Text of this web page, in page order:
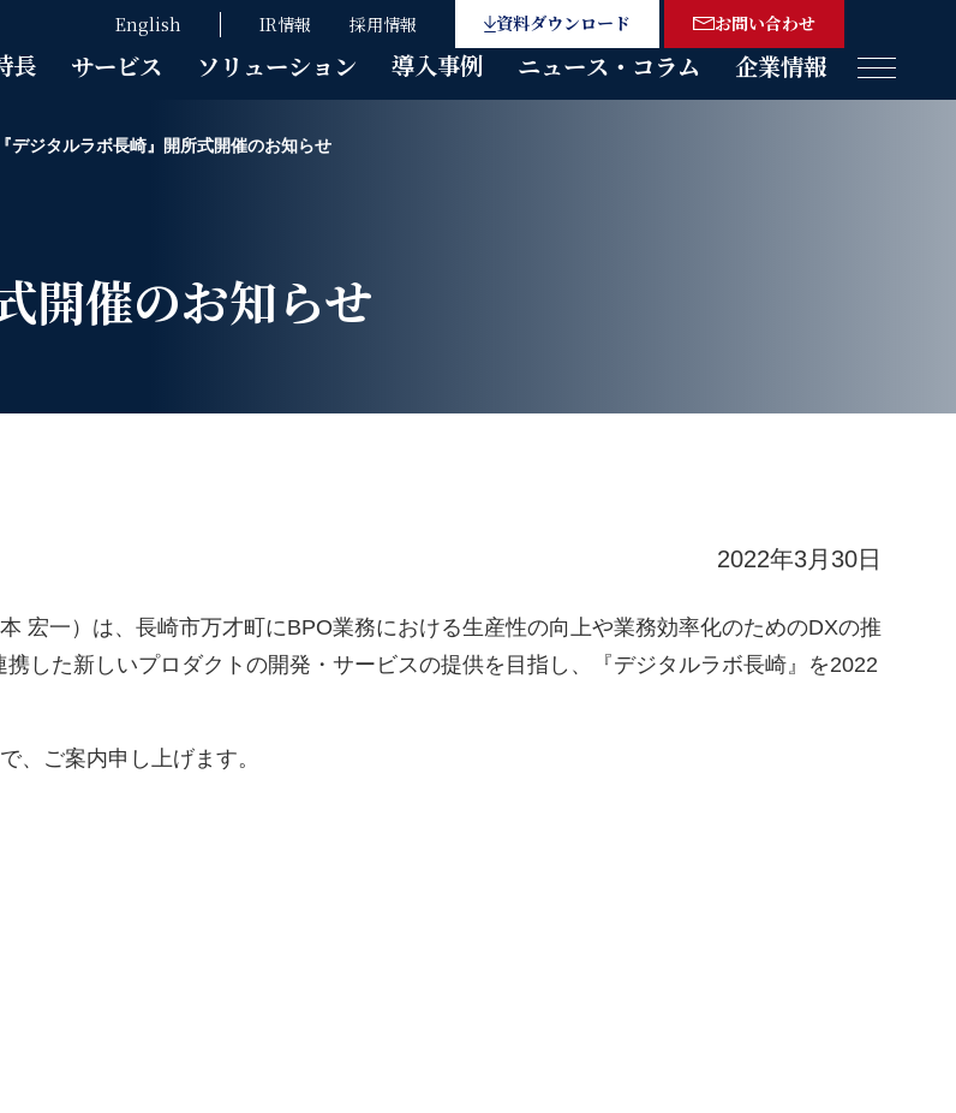
English IR情報 採用情報 資料ダウンロード お問い合わせ
長 サービス ソリューション 導入事例 ニュース・コラム 企業情報 メニュ
『デジタルラボ長崎』開所式開催のお知らせ
開催のお知らせ
2022年3月30日
宏一）は、長崎市万才町にBPO業務における生産性の向上や業務効率化のためのDXの推
した新しいプロダクトの開発・サービスの提供を目指し、『デジタルラボ長崎』を2022
、ご案内申し上げます。